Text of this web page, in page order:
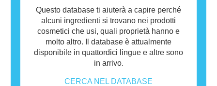
Questo database ti aiuterà a capire perché
alcuni ingredienti si trovano nei prodotti
cosmetici che usi, quali proprietà hanno e
molto altro. Il database è attualmente
disponibile in quattordici lingue e altre sono
in arrivo.
CERCA NEL DATABASE